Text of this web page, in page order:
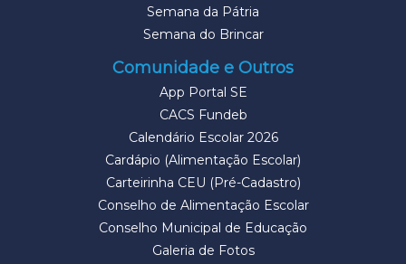
Semana da Pátria
Semana do Brincar
Comunidade e Outros
App Portal SE
CACS Fundeb
Calendário Escolar 2026
Cardápio (Alimentação Escolar)
Carteirinha CEU (Pré-Cadastro)
Conselho de Alimentação Escolar
Conselho Municipal de Educação
Galeria de Fotos